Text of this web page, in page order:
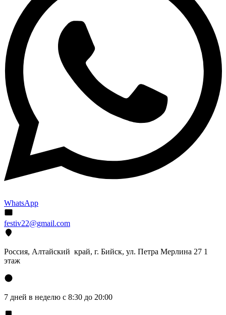
WhatsApp
festiv22@gmail.com
Россия, Алтайский край, г. Бийск, ул. Петра Мерлина 27 1
этаж
7 дней в неделю с 8:30 до 20:00